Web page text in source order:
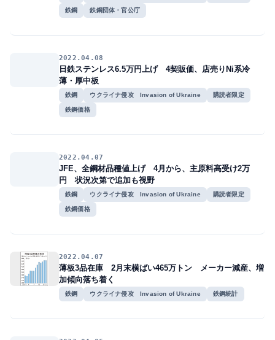
鉄鋼 鉄鋼団体・官公庁
2022.04.08
日鉄ステンレス6.5万円上げ 4契販価、店売りNi系冷
薄・厚中板
鉄鋼 ウクライナ侵攻 Invasion of Ukraine 購読者限定
鉄鋼価格
2022.04.07
JFE、全鋼材品種値上げ 4月から、主原料高受け2万
円 状況次第で追加も視野
鉄鋼 ウクライナ侵攻 Invasion of Ukraine 購読者限定
鉄鋼価格
2022.04.07
薄板3品在庫 2月末横ばい465万トン メーカー減産、増
加傾向落ち着く
鉄鋼 ウクライナ侵攻 Invasion of Ukraine 鉄鋼統計